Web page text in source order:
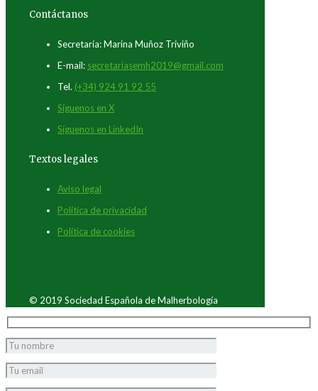
Contáctanos
Secretaría: Marina Muñoz Triviño
E-mail: secretariasemh2019@gmail.com
Tel. (+34) 924 91 92 55
Síguenos en X
Síguenos en LinkedIn
Textos legales
Aviso legal
Política de privacidad
Política de cookies
© 2019 Sociedad Española de Malherbología